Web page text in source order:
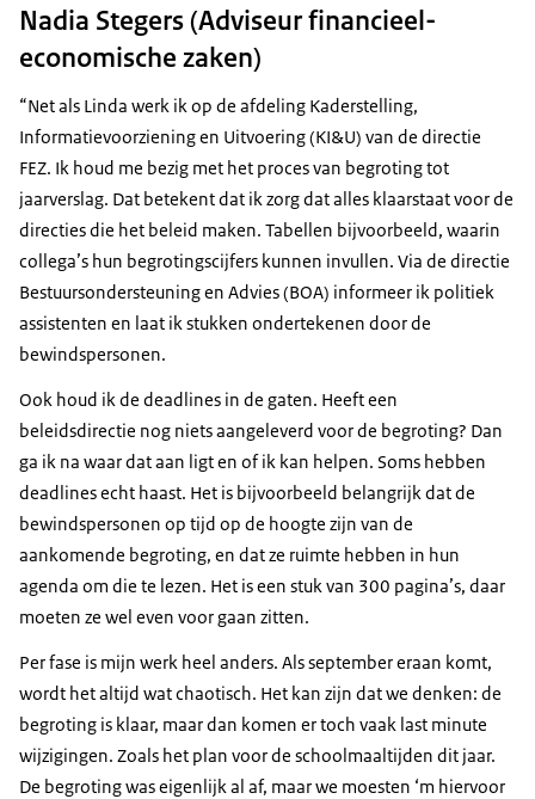
Nadia Stegers (Adviseur financieel-
economische zaken)
“Net als Linda werk ik op de afdeling Kaderstelling,
Informatievoorziening en Uitvoering (KI&U) van de directie
FEZ. Ik houd me bezig met het proces van begroting tot
jaarverslag. Dat betekent dat ik zorg dat alles klaarstaat voor de
directies die het beleid maken. Tabellen bijvoorbeeld, waarin
collega’s hun begrotingscijfers kunnen invullen. Via de directie
Bestuursondersteuning en Advies (BOA) informeer ik politiek
assistenten en laat ik stukken ondertekenen door de
bewindspersonen.
Ook houd ik de deadlines in de gaten. Heeft een
beleidsdirectie nog niets aangeleverd voor de begroting? Dan
ga ik na waar dat aan ligt en of ik kan helpen. Soms hebben
deadlines echt haast. Het is bijvoorbeeld belangrijk dat de
bewindspersonen op tijd op de hoogte zijn van de
aankomende begroting, en dat ze ruimte hebben in hun
agenda om die te lezen. Het is een stuk van 300 pagina’s, daar
moeten ze wel even voor gaan zitten.
Per fase is mijn werk heel anders. Als september eraan komt,
wordt het altijd wat chaotisch. Het kan zijn dat we denken: de
begroting is klaar, maar dan komen er toch vaak last minute
wijzigingen. Zoals het plan voor de schoolmaaltijden dit jaar.
De begroting was eigenlijk al af, maar we moesten ‘m hiervoor